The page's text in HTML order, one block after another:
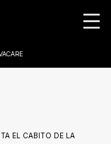
EL CABITO DE LA